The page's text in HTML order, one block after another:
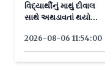
વિદ્યાર્થીનું માથું દીવાલ
સાથે અથડાવતાં થયો
2026-08-06 11:54:00